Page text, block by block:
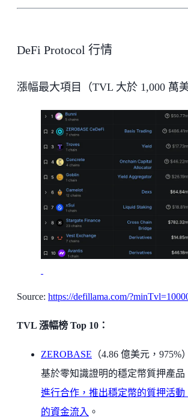
DeFi Protocol 行情
漲幅最大項目（TVL 大於 1,000 萬美
Source: https://defillama.com/
TVL 漲幅榜 Top 10：
ZEROBASE （4.86 億美元，
基於零知識證明的穩定幣質押產品
進行合作，推出穩定幣的質押活
的資金流入 。